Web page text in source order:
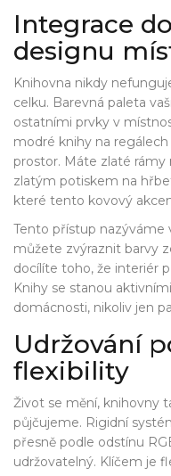
Integrace
designu
Knihovna nikdy
celku. Barevná paleta
ostatními prvky v
modré knihy na
prostor. Máte zlaté rámy
zlatým potiskem na
které tento kovový
Tento přístup nazýváme
můžete zvýraznit barvy
docílíte toho, že interiér
Knihy se stanou
domácnosti, nikoliv jen
Udržování
flexibility
Život se mění, knihovny
půjčujeme. Rigidní
přesně podle odstínu
udržovatelný. Klíčem je